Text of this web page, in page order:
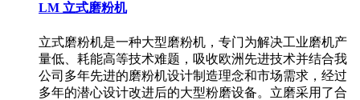
LM 立式磨粉机
立式磨粉机是一种大型磨粉机，专门为解决工业磨机产
量低、耗能高等技术难题，吸收欧洲先进技术并结合我
公司多年先进的磨粉机设计制造理念和市场需求，经过
多年的潜心设计改进后的大型粉磨设备。立磨采用了合